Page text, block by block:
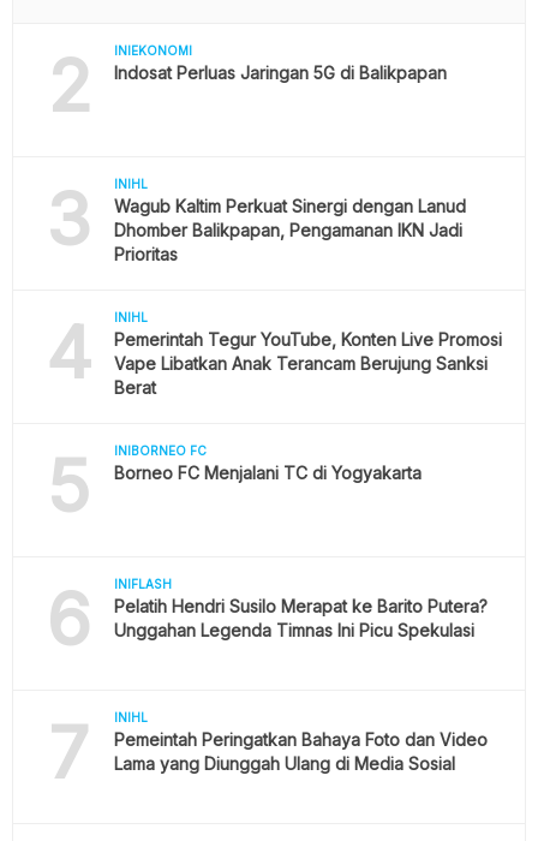
2 INIEKONOMI
Indosat Perluas Jaringan 5G di Balikpapan
3 INIHL
Wagub Kaltim Perkuat Sinergi dengan Lanud
Dhomber Balikpapan, Pengamanan IKN Jadi
Prioritas
4 INIHL
Pemerintah Tegur YouTube, Konten Live Promosi
Vape Libatkan Anak Terancam Berujung Sanksi
Berat
5 INIBORNEO FC
Borneo FC Menjalani TC di Yogyakarta
6 INIFLASH
Pelatih Hendri Susilo Merapat ke Barito Putera?
Unggahan Legenda Timnas Ini Picu Spekulasi
7 INIHL
Pemeintah Peringatkan Bahaya Foto dan Video
Lama yang Diunggah Ulang di Media Sosial